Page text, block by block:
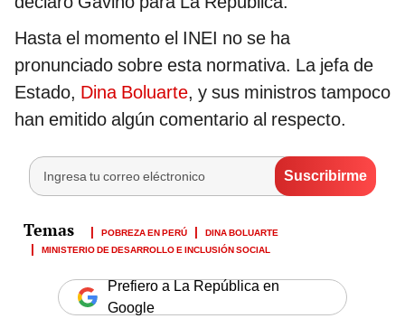
Hasta el momento el INEI no se ha
pronunciado sobre esta normativa. La jefa de
Estado, Dina Boluarte, y sus ministros tampoco
han emitido algún comentario al respecto.
POBREZA EN PERÚ
DINA BOLUARTE
MINISTERIO DE DESARROLLO E INCLUSIÓN SOCIAL
Prefiero a La República en
Google